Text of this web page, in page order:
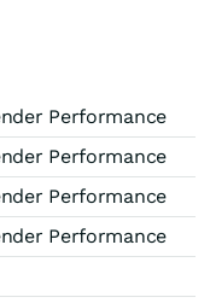
Performance
Performance
Performance
Performance